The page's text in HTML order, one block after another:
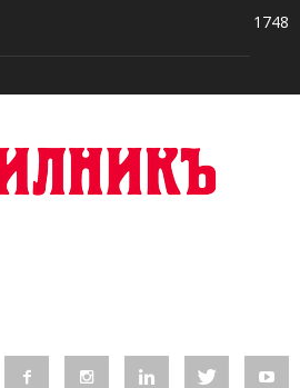
1748